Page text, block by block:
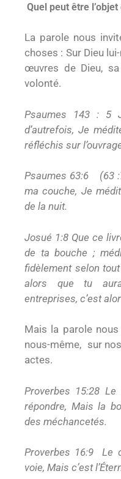
Quel peut être
La parole nous
choses : Sur Dieu
œuvres de Dieu,
volonté.
Psaumes 143 : 5
d’autrefois, Je
réfléchis sur
Psaumes 63:6 (63
ma couche, Je
de la nuit.
Josué 1:8 Que ce
de ta bouche ;
fidèlement selon
alors que tu
entreprises, c’est
Mais la parole
nous-même, sur
actes.
Proverbes 15:28
répondre, Mais la
des méchancetés.
Proverbes 16:9 Le
voie, Mais c’est